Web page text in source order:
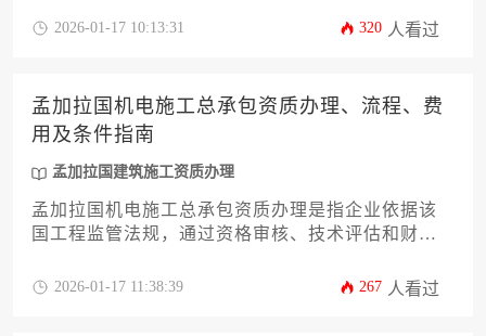
政府审批及后续维护等全链条服务，是国际工程企
2026-01-17 10:13:31 320 人看过
孟加拉国机电施工总承包资质办理、流程、费
用及条件指南
孟加拉国建筑施工资质办理
孟加拉国机电施工总承包资质办理是指企业依据该
国工程监管法规，通过资格审核、技术评估和财务
其流程涵盖材料申报、部门审批、现场核查及证书
2026-01-17 11:38:39 267 人看过